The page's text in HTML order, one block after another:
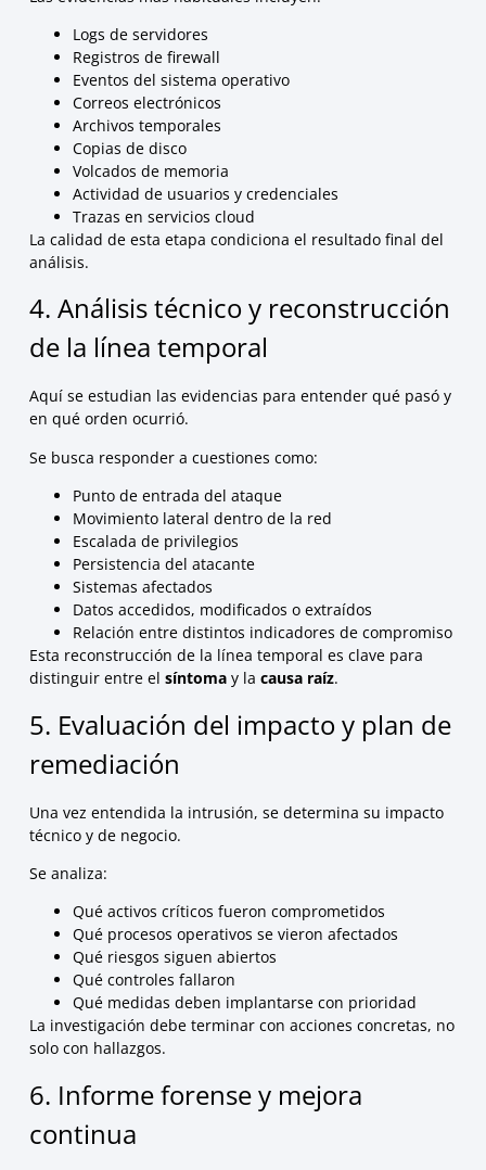
Logs de servidores
Registros de firewall
Eventos del sistema operativo
Correos electrónicos
Archivos temporales
Copias de disco
Volcados de memoria
Actividad de usuarios y credenciales
Trazas en servicios cloud
La calidad de esta etapa condiciona el resultado final del
análisis.
4. Análisis técnico y reconstrucción
de la línea temporal
Aquí se estudian las evidencias para entender qué pasó y
en qué orden ocurrió.
Se busca responder a cuestiones como:
Punto de entrada del ataque
Movimiento lateral dentro de la red
Escalada de privilegios
Persistencia del atacante
Sistemas afectados
Datos accedidos, modificados o extraídos
Relación entre distintos indicadores de compromiso
Esta reconstrucción de la línea temporal es clave para
distinguir entre el síntomay la causa raíz.
5. Evaluación del impacto y plan de
remediación
Una vez entendida la intrusión, se determina su impacto
técnico y de negocio.
Se analiza:
Qué activos críticos fueron comprometidos
Qué procesos operativos se vieron afectados
Qué riesgos siguen abiertos
Qué controles fallaron
Qué medidas deben implantarse con prioridad
La investigación debe terminar con acciones concretas, no
solo con hallazgos.
6. Informe forense y mejora
continua